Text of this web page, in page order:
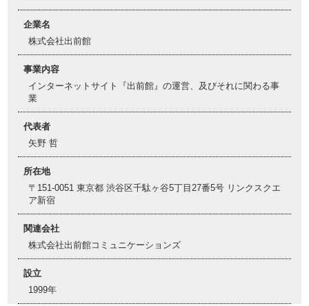
企業名
株式会社出前館
事業内容
インターネットサイト『出前館』の運営、及びそれに関わる事
業
代表者
矢野 哲
所在地
〒151-0051 東京都 渋谷区千駄ヶ谷5丁目27番5号 リンクスクエ
ア新宿
関連会社
株式会社出前館コミュニケーションズ
設立
1999年